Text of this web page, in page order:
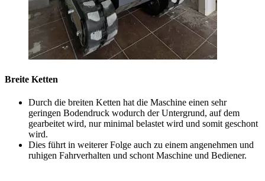
Breite Ketten
Durch die breiten Ketten hat die Maschine einen sehr
geringen Bodendruck wodurch der Untergrund, auf dem
gearbeitet wird, nur minimal belastet wird und somit geschont
wird.
Dies führt in weiterer Folge auch zu einem angenehmen und
ruhigen Fahrverhalten und schont Maschine und Bediener.